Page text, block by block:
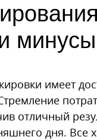
минусы
имеет
отличный
дня. Все